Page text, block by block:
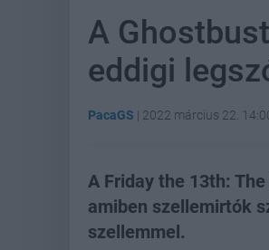
A
eddigi
PacaGS | 2022 március 22.
A Friday the 13th:
amiben szellemirtók
szellemmel.